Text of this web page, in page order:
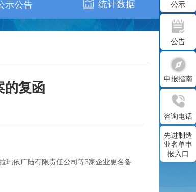
示公告 统计数据 公示
公告
申报指南
咨询电话
先进制造
业名单申
报入口
的复函
玛依广陆有限责任公司 等3家企业更名备